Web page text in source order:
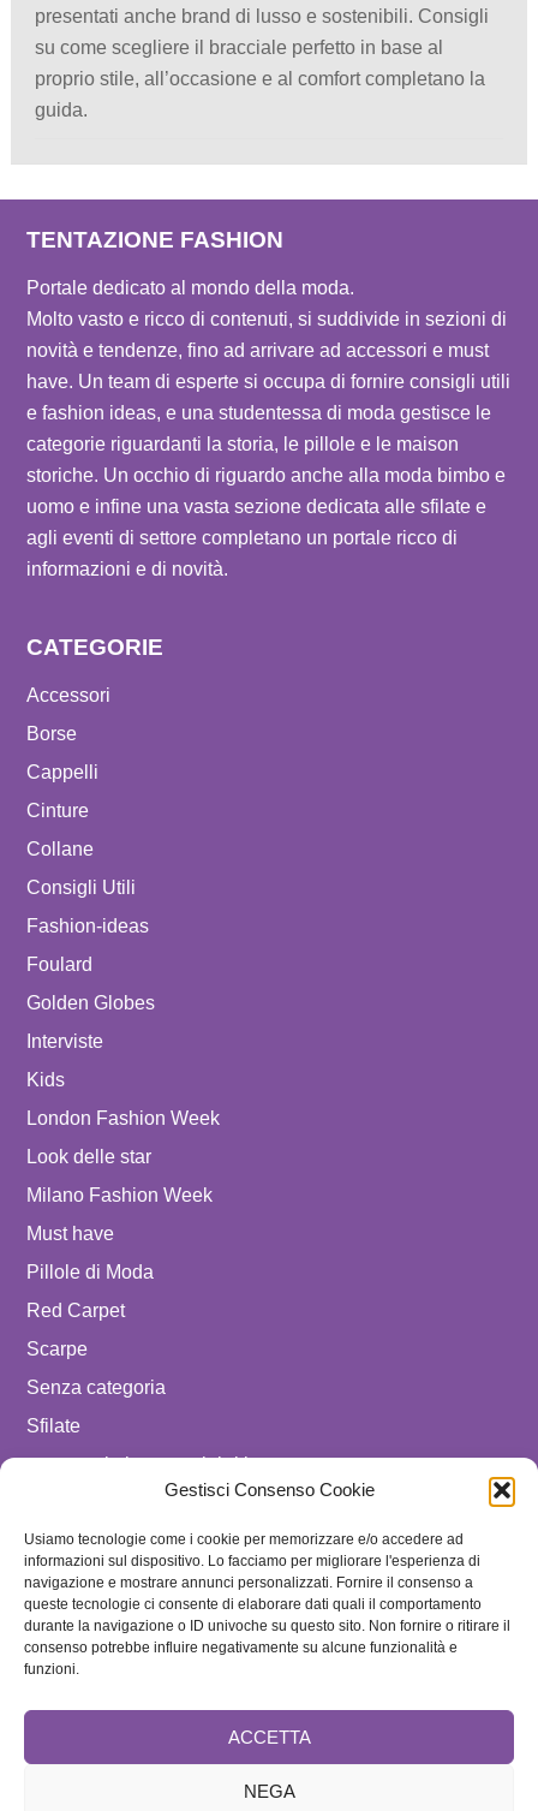
Gestisci Consenso Cookie
Usiamo tecnologie come i cookie per memorizzare e/o accedere ad
informazioni sul dispositivo. Lo facciamo per migliorare l'esperienza di
navigazione e mostrare annunci personalizzati. Fornire il consenso a
queste tecnologie ci consente di elaborare dati quali il comportamento
durante la navigazione o ID univoche su questo sito. Non fornire o ritirare il
consenso potrebbe influire negativamente su alcune funzionalità e
funzioni.
ACCETTA
NEGA
presentati anche brand di lusso e sostenibili. Consigli
su come scegliere il bracciale perfetto in base al
proprio stile, all’occasione e al comfort completano la
guida.
TENTAZIONE FASHION
Portale dedicato al mondo della moda.
Molto vasto e ricco di contenuti, si suddivide in sezioni di
novità e tendenze, fino ad arrivare ad accessori e must
have. Un team di esperte si occupa di fornire consigli utili
e fashion ideas, e una studentessa di moda gestisce le
categorie riguardanti la storia, le pillole e le maison
storiche. Un occhio di riguardo anche alla moda bimbo e
uomo e infine una vasta sezione dedicata alle sfilate e
agli eventi di settore completano un portale ricco di
informazioni e di novità.
CATEGORIE
Accessori
Borse
Cappelli
Cinture
Collane
Consigli Utili
Fashion-ideas
Foulard
Golden Globes
Interviste
Kids
London Fashion Week
Look delle star
Milano Fashion Week
Must have
Pillole di Moda
Red Carpet
Scarpe
Senza categoria
Sfilate
spostare in luxury celebrities
Uomo
SEGUICI SU
ISCRIVITI ALLA NEWSLETTER